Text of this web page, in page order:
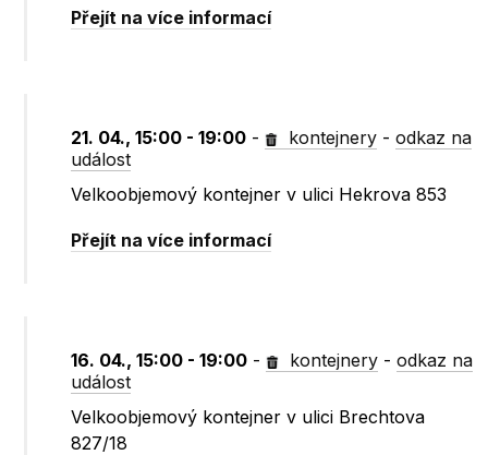
Přejít na více informací
21. 04., 15:00 - 19:00 - kontejnery -odkaz na
událost
Velkoobjemový kontejner v ulici Hekrova 853
Přejít na více informací
16. 04., 15:00 - 19:00 - kontejnery -odkaz na
událost
Velkoobjemový kontejner v ulici Brechtova
827/18